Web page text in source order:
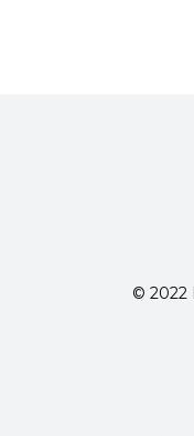
© 2022